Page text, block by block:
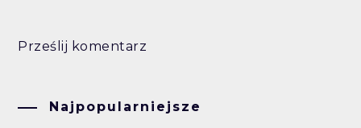
Prześlij komentarz
Najpopularniejsze